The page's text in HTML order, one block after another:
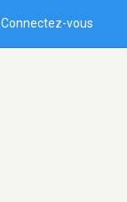
Connectez-vous